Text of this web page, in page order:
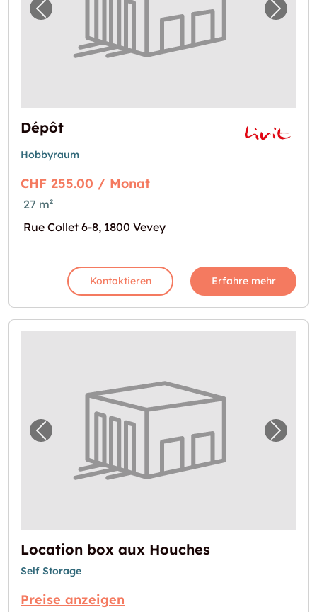
Vorheriges Bild für "Dépôt"
Dépôt
Hobbyraum
CHF 255.00 / Monat
27 m²
Rue Collet 6-8, 1800 Vevey
Kontaktieren Erfahre mehr
Vorheriges Bild für "Location box aux
Location box aux Houches
Self Storage
Preise anzeigen